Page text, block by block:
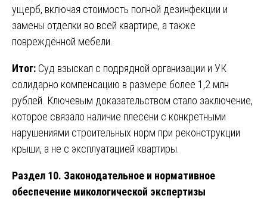
ущерб, включая стоимость полной дезинфекции и
замены отделки во всей квартире, а также
повреждённой мебели.
Итог: Суд взыскал с подрядной организации и УК
солидарно компенсацию в размере более 1,2 млн
рублей. Ключевым доказательством стало заключение,
которое связало наличие плесени с конкретными
нарушениями строительных норм при реконструкции
крыши, а не с эксплуатацией квартиры.
Раздел 10. Законодательное и нормативное
обеспечение микологической экспертизы